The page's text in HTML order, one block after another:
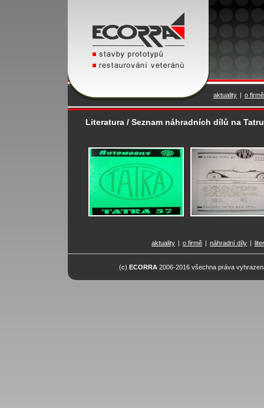
aktuality | o firmě
Literatura / Seznam náhradních dílů na
aktuality | o firmě | náhradní díly |
(c) ECORRA 2006-2016 všechna práva